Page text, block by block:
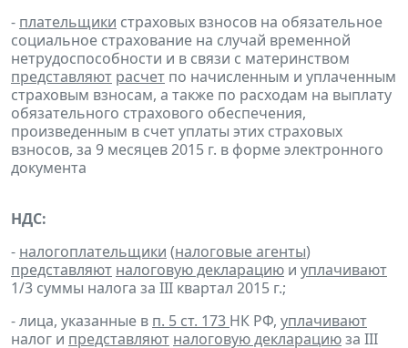
- плательщики страховых взносов на обязательное
социальное страхование на случай временной
нетрудоспособности и в связи с материнством
представляют расчет по начисленным и уплаченным
страховым взносам, а также по расходам на выплату
обязательного страхового обеспечения,
произведенным в счет уплаты этих страховых
взносов, за 9 месяцев 2015 г. в форме электронного
документа
НДС:
- налогоплательщики (налоговые агенты)
представляют налоговую декларацию и уплачивают
1/3 суммы налога за III квартал 2015 г.;
- лица, указанные в п. 5 ст. 173 НК РФ, уплачивают
налог и представляют налоговую декларациюза III